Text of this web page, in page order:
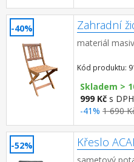
-40% Zahradní
materiál
Kód produktu:
Skladem >
999 Kč s DPH
-41% 1 690
-52% Křeslo